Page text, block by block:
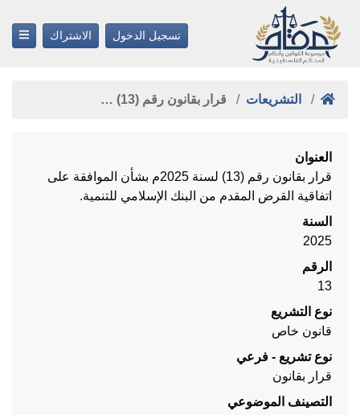
تسجيل الدخول الاشتراك
التشريعات قرار بقانون رقم (13) …
العنوان
قرار بقانون رقم (13) لسنة 2025م بشأن الموافقة على
اتفاقية القرض المقدم من البنك الإسلامي للتنمية.
السنة
2025
الرقم
13
نوع التشريع
قانون خاص
نوع تشريع - فرعي
قرار بقانون
التصينف الموضوعي